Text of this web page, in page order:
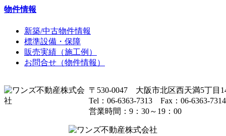
物件情報
新築/中古物件情報
標準設備・保障
販売実績（施工例）
お問合せ（物件情報）
〒530-0047 大阪市北区西天満5丁目
Tel：06-6363-7313 Fax：06-6363-7314
営業時間：9：30～19：00